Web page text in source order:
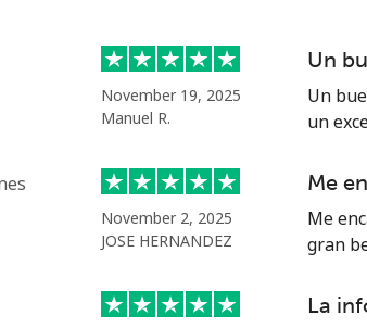
Iniciar Sesión
Continuar con
November 19, 2025
Manuel R.
Un
Un
un
November 2, 2025
JOSE HERNANDEZ
Me
Me
gran
La